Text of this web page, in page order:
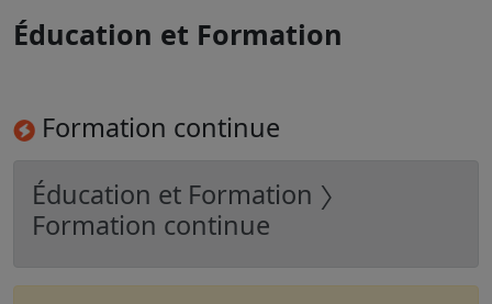
Éducation et Formation
Formation continue
Éducation et Formation 〉
Formation continue